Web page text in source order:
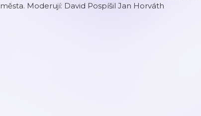
města. Moderují: David Pospíšil Jan Horváth